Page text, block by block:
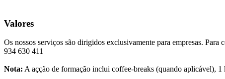
Valores
Os nossos serviços são dirigidos exclusivamente para empresas.
934 630 411
Nota: A açção de formação inclui coffee-breaks (quando aplicável),